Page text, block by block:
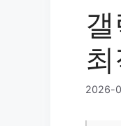
2026-